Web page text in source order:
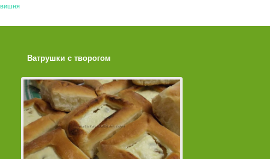
вишня
Ватрушки с творогом